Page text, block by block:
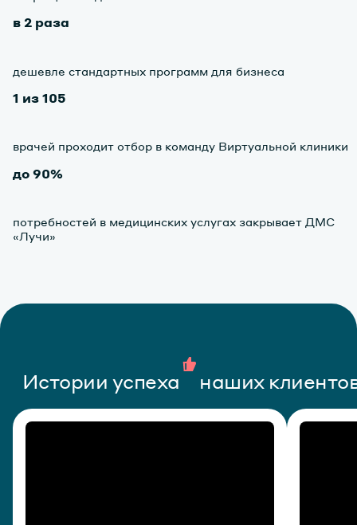
в 2 раза
дешевле стандартных программ для бизнеса
1 из 105
врачей проходит отбор в команду Виртуальной клиники
до 90%
потребностей в медицинских услугах закрывает ДМС
«Лучи»
Истории успеха наших